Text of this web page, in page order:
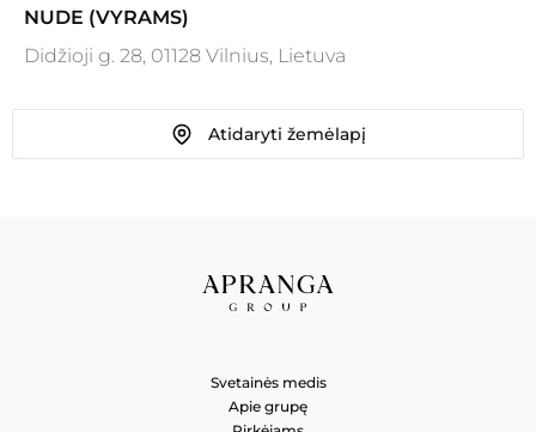
NUDE (VYRAMS)
Didžioji g. 28, 01128 Vilnius, Lietuva
Atidaryti žemėlapį
Svetainės medis
Apie grupę